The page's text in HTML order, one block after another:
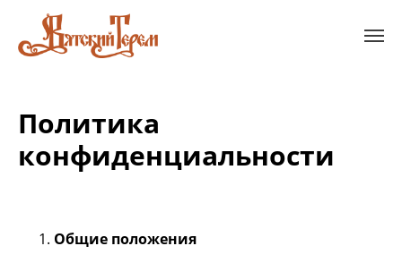
Политика
конфиденциальности
Общие положения